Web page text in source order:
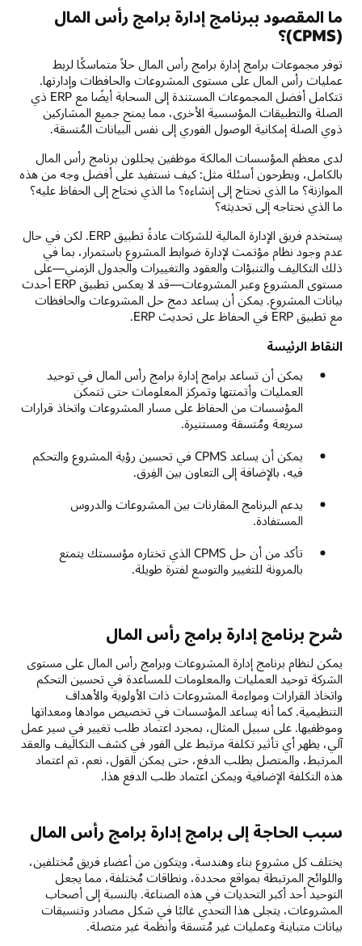
ما المقصود ببرنامج إدارة برامج رأس المال
(CPMS)؟
توفر مجموعات برامج إدارة برامج رأس المال حلاً متماسكًا لربط
عمليات رأس المال على مستوى المشروعات والحافظات وإدارتها.
تتكامل أفضل المجموعات المستندة إلى السحابة أيضًا مع ERP ذي
الصلة والتطبيقات المؤسسية الأخرى، مما يمنح جميع المشاركين
ذوي الصلة إمكانية الوصول الفوري إلى نفس البيانات المُتسقة.
لدى معظم المؤسسات المالكة موظفين يحللون برنامج رأس المال
بالكامل، ويطرحون أسئلة مثل: كيف نستفيد على أفضل وجه من هذه
الموازنة؟ ما الذي نحتاج إلى إنشاءه؟ ما الذي نحتاج إلى الحفاظ عليه؟
ما الذي نحتاجه إلى تحديثه؟
يستخدم فريق الإدارة المالية للشركات عادةً تطبيق ERP. لكن في حال
عدم وجود نظام مؤتمت لإدارة ضوابط المشروع باستمرار، بما في
ذلك التكاليف والتنبؤات والعقود والتغييرات والجدول الزمني—على
مستوى المشروع وعبر المشروعات—قد لا يعكس تطبيق ERP أحدث
بيانات المشروع. يمكن أن يساعد دمج حل المشروعات والحافظات
مع تطبيق ERP في الحفاظ على تحديث ERP.
النقاط الرئيسة
يمكن أن تساعد برامج إدارة برامج رأس المال في توحيد
العمليات وأتمتتها وتمركز المعلومات حتى تتمكن
المؤسسات من الحفاظ على مسار المشروعات واتخاذ قرارات
سريعة ومُتسقة ومستنيرة.
يمكن أن يساعد CPMS في تحسين رؤية المشروع والتحكم
فيه، بالإضافة إلى التعاون بين الفِرق.
يدعم البرنامج المقارنات بين المشروعات والدروس
المستفادة.
تأكد من أن حل CPMS الذي تختاره مؤسستك يتمتع
بالمرونة للتغيير والتوسع لفترة طويلة.
شرح برنامج إدارة برامج رأس المال
يمكن لنظام برنامج إدارة المشروعات وبرامج رأس المال على مستوى
الشركة توحيد العمليات والمعلومات للمساعدة في تحسين التحكم
واتخاذ القرارات ومواءمة المشروعات ذات الأولوية والأهداف
التنظيمية. كما أنه يساعد المؤسسات في تخصيص موادها ومعداتها
وموظفيها. على سبيل المثال، بمجرد اعتماد طلب تغيير في سير عمل
آلي، يظهر أي تأثير تكلفة مرتبط على الفور في كشف التكاليف والعقد
المرتبط، والمتصل بطلب الدفع، حتى يمكن القول، نعم، تم اعتماد
هذه التكلفة الإضافية ويمكن اعتماد طلب الدفع هذا.
سبب الحاجة إلى برامج إدارة برامج رأس المال
يختلف كل مشروع بناء وهندسة، ويتكون من أعضاء فريق مُختلفين،
واللوائح المرتبطة بمواقع محددة، ونطاقات مُختلفة، مما يجعل
التوحيد أحد أكبر التحديات في هذه الصناعة. بالنسبة إلى أصحاب
المشروعات، يتجلى هذا التحدي غالبًا في شكل مصادر وتنسيقات
بيانات متباينة وعمليات غير مُتسقة وأنظمة غير متصلة.